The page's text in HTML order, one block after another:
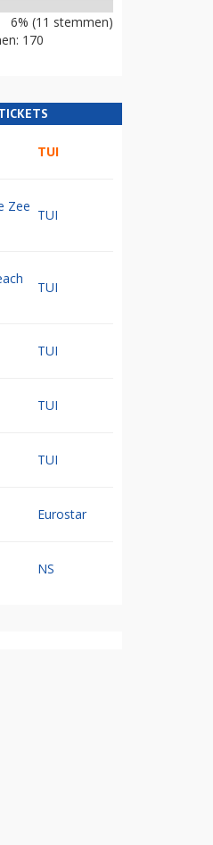
6% (11 stemmen)
170
TUI
Zee
TUI
TUI
TUI
TUI
TUI
Eurostar
NS